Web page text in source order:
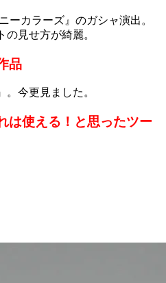
ーカラーズ』のガシャ演出。
の見せ方が綺麗。
品
今更見ました。
は使える！と思ったツー